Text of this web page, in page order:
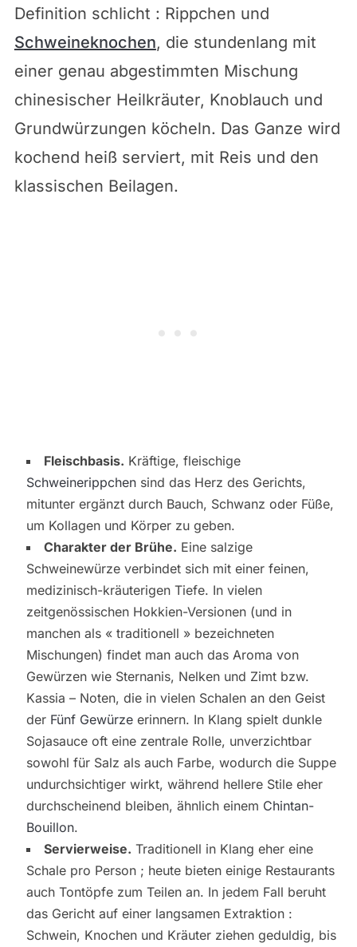
Definition schlicht : Rippchen und
Schweineknochen, die stundenlang mit
einer genau abgestimmten Mischung
chinesischer Heilkräuter, Knoblauch und
Grundwürzungen köcheln. Das Ganze wird
kochend heiß serviert, mit Reis und den
klassischen Beilagen.
Fleischbasis. Kräftige, fleischige
Schweinerippchensind das Herz des Gerichts,
mitunter ergänzt durch Bauch, Schwanz oder Füße,
um Kollagen und Körper zu geben.
Charakter der Brühe. Eine salzige
Schweinewürze verbindet sich mit einer feinen,
medizinisch-kräuterigen Tiefe. In vielen
zeitgenössischen Hokkien-Versionen (und in
manchen als « traditionell » bezeichneten
Mischungen) findet man auch das Aroma von
Gewürzen wie Sternanis, Nelken und Zimt bzw.
Kassia – Noten, die in vielen Schalen an den Geist
der Fünf Gewürzeerinnern. In Klang spielt dunkle
Sojasauce oft eine zentrale Rolle, unverzichtbar
sowohl für Salz als auch Farbe, wodurch die Suppe
undurchsichtiger wirkt, während hellere Stile eher
durchscheinend bleiben, ähnlich einem Chintan-
Bouillon.
Servierweise. Traditionell in Klang eher eine
Schale pro Person ; heute bieten einige Restaurants
auch Tontöpfe zum Teilen an. In jedem Fall beruht
das Gericht auf einer langsamen Extraktion :
Schwein, Knochen und Kräuter ziehen geduldig, bis